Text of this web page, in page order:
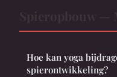
Hoe kan yoga
spierontwikkeling?